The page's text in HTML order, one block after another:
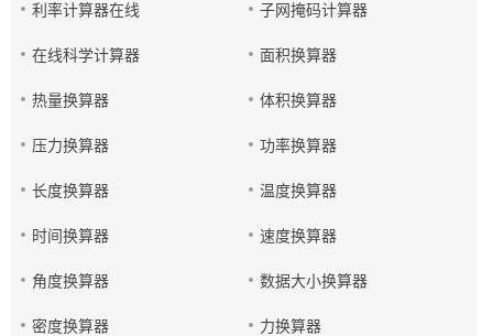
利率计算器在线 子网掩码计算器
在线科学计算器 面积换算器
热量换算器 体积换算器
压力换算器 功率换算器
长度换算器 温度换算器
时间换算器 速度换算器
角度换算器 数据大小换算器
密度换算器 力换算器